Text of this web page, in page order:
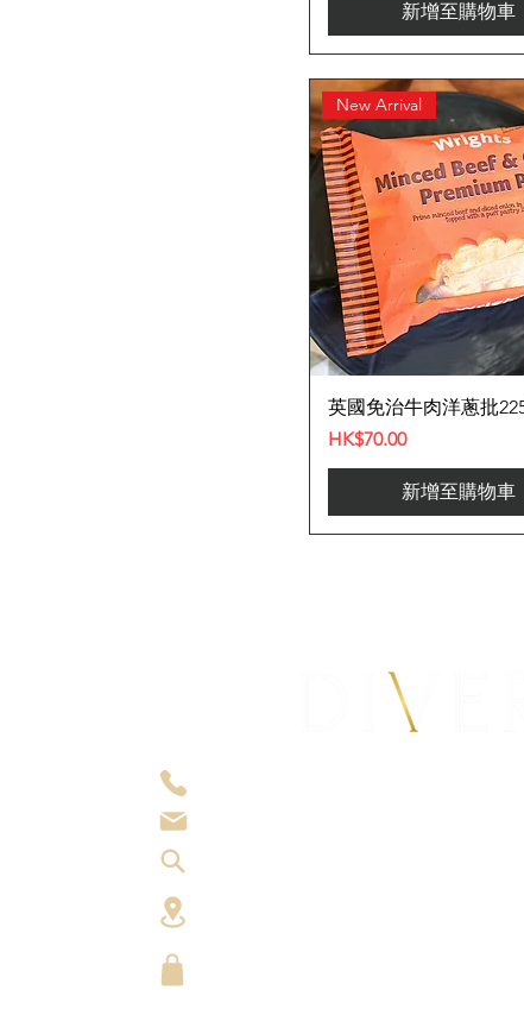
新增至購物車
New Arrival
英國免治牛肉洋蔥批
價格
HK$70.00
新增至購物車